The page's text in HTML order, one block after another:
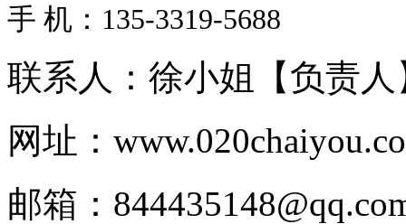
手 机：135-3319-5688
联系人：徐小姐【负责人
网址：
邮箱：